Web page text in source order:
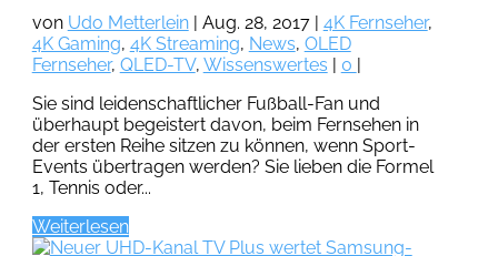
von Udo Metterlein| Aug. 28, 2017| 4K Fernseher,
4K Gaming, 4K Streaming, News, OLED
Fernseher, QLED-TV, Wissenswertes | 0 |
Sie sind leidenschaftlicher Fußball-Fan und
überhaupt begeistert davon, beim Fernsehen in
der ersten Reihe sitzen zu können, wenn Sport-
Events übertragen werden? Sie lieben die Formel
1, Tennis oder...
Weiterlesen